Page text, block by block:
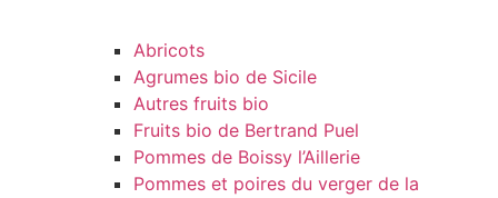
Abricots
Agrumes bio de Sicile
Autres fruits bio
Fruits bio de Bertrand Puel
Pommes de Boissy l’Aillerie
Pommes et poires du verger de la